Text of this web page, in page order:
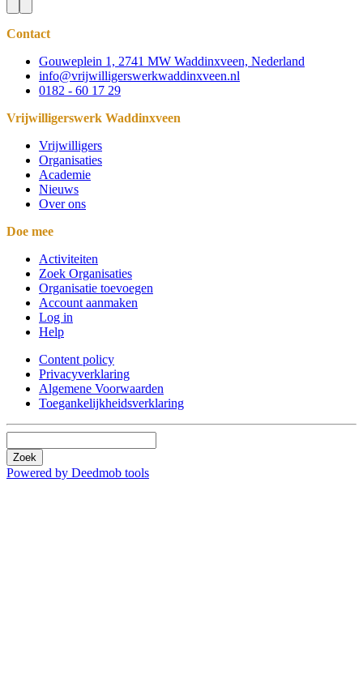
Contact
Gouweplein 1, 2741 MW Waddinxveen, Nederland
info@vrijwilligerswerkwaddinxveen.nl
0182 - 60 17 29
Vrijwilligerswerk Waddinxveen
Vrijwilligers
Organisaties
Academie
Nieuws
Over ons
Doe mee
Activiteiten
Zoek Organisaties
Organisatie toevoegen
Account aanmaken
Log in
Help
Content policy
Privacyverklaring
Algemene Voorwaarden
Toegankelijkheidsverklaring
Zoek
Powered by Deedmob tools